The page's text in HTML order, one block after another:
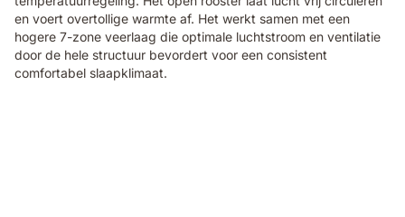
showing
its
open-
cell
en voert overtollige warmte af. Het werkt samen met een
hogere 7-zone veerlaag die optimale luchtstroom en ventilatie
door de hele structuur bevordert voor een consistent
comfortabel slaapklimaat.